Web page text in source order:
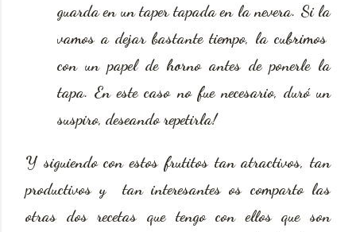
guarda en un taper tapada en la nevera. Si la
vamos a dejar bastante tiempo, la cubrimos
con un papel de horno antes de ponerle la
tapa. En este caso no fue necesario, duró un
suspiro, deseando repetirla!
Y siguiendo con estos frutitos tan atractivos, tan
productivos y tan interesantes os comparto las
otras dos recetas que tengo con ellos que son